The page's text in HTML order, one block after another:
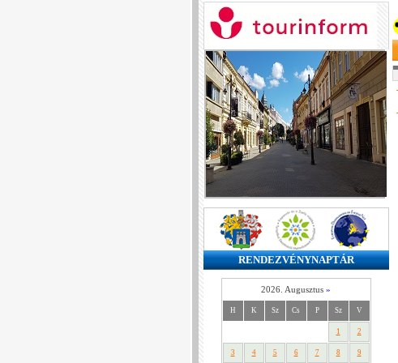
RENDEZVÉNYNAPTÁR
2026. Augusztus »
H K Sz Cs P Sz V
1 2
3 4 5 6 7 8 9